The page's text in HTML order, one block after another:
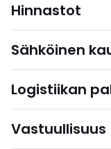
Hinnastot
Sähköinen
Logistiikan
Vastuullisuus